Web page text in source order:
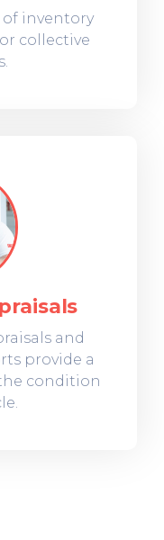
of inventory
collective
and
provide a
condition